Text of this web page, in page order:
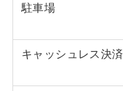
駐車場
キャッシュレス決済